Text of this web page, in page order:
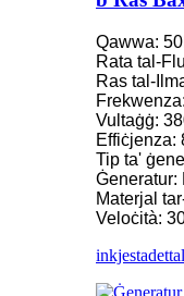
Qawwa:
Rata tal-
Ras tal-
Vultaġġ:
Effiċjenza:
Tip ta'
Ġeneratur:
Materjal
Veloċità:
inkjesta